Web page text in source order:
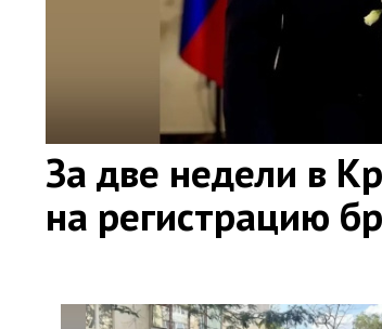
За две недели в
на регистрацию